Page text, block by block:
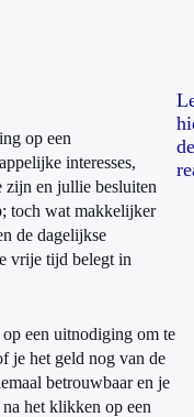
op een
interesses,
en jullie besluiten
toch wat makkelijker
de dagelijkse
vrije tijd belegt in
een uitnodiging om te
je het geld nog van de
betrouwbaar en je
het klikken op een
de